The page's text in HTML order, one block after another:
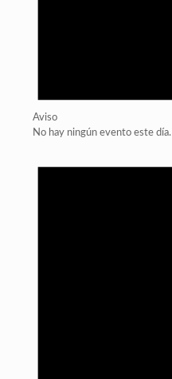
Aviso
No hay ningún evento este día.